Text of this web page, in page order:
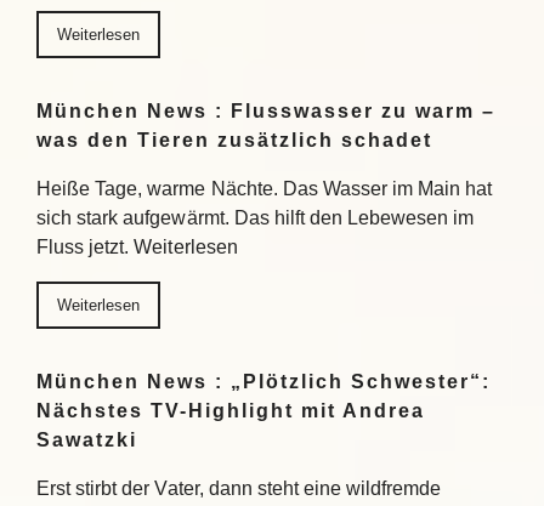
Weiterlesen
München News : Flusswasser zu warm –
was den Tieren zusätzlich schadet
Heiße Tage, warme Nächte. Das Wasser im Main hat
sich stark aufgewärmt. Das hilft den Lebewesen im
Fluss jetzt. Weiterlesen
Weiterlesen
München News : „Plötzlich Schwester“:
Nächstes TV-Highlight mit Andrea
Sawatzki
Erst stirbt der Vater, dann steht eine wildfremde